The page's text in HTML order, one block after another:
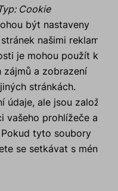
: Cookie
být nastaveny
našimi reklamními
je mohou použít k
a zobrazení
stránkách.
ale jsou založeny
vašeho prohlížeče a
tyto soubory
se setkávat s méně